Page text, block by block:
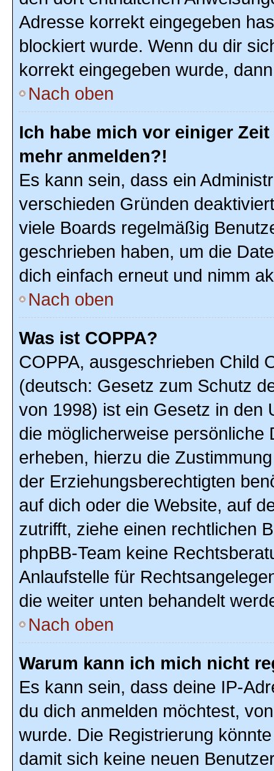
Adresse korrekt eingegeben
blockiert wurde. Wenn du dir
korrekt eingegeben wurde,
Nach oben
Ich habe mich vor einiger
mehr anmelden?!
Es kann sein, dass ein
verschieden Gründen
viele Boards regelmäßig
geschrieben haben, um die
dich einfach erneut und nimm
Nach oben
Was ist COPPA?
COPPA, ausgeschrieben Child
(deutsch: Gesetz zum Schutz
von 1998) ist ein Gesetz in den
die möglicherweise
erheben, hierzu die
der Erziehungsberechtigten
auf dich oder die Website, auf
zutrifft, ziehe einen rechtlichen
phpBB-Team keine
Anlaufstelle für
die weiter unten behandelt
Nach oben
Warum kann ich mich nicht
Es kann sein, dass deine IP-
du dich anmelden möchtest,
wurde. Die Registrierung
damit sich keine neuen